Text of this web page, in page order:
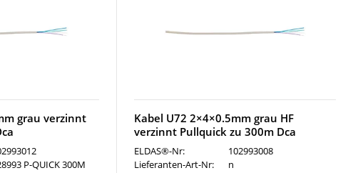
grau verzinnt
P-QUICK 300M
Kabel U72 2×4×0.5mm grau HF
verzinnt Pullquick zu 300m Dca
ELDAS®-Nr:
102993008
Lieferanten-Art-Nr:
n